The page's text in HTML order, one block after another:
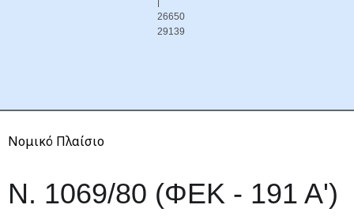
26650
29139
Νομικό Πλαίσιο
Ν. 1069/80 (ΦΕΚ - 191 Α')